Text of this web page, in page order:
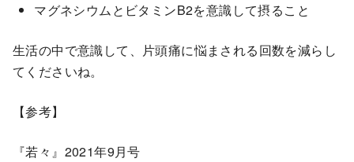
マグネシウムとビタミンB2を意識して摂ること
生活の中で意識して、片頭痛に悩まされる回数を減らし
てくださいね。
【参考】
『若々』2021年9月号